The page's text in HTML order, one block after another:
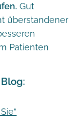
Gut
überstandener
Patienten